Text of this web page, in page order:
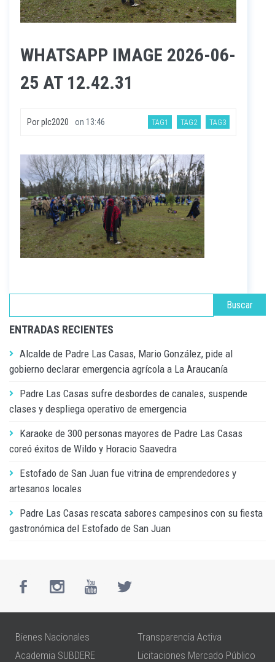
WHATSAPP IMAGE 2026-06-
25 AT 12.42.31
Porplc2020 on 13:46 TAG1 TAG2 TAG3
ENTRADAS RECIENTES
Alcalde de Padre Las Casas, Mario González, pide al
gobierno declarar emergencia agrícola a La Araucanía
Padre Las Casas sufre desbordes de canales, suspende
clases y despliega operativo de emergencia
Karaoke de 300 personas mayores de Padre Las Casas
coreó éxitos de Wildo y Horacio Saavedra
Estofado de San Juan fue vitrina de emprendedores y
artesanos locales
Padre Las Casas rescata sabores campesinos con su fiesta
gastronómica del Estofado de San Juan
Bienes Nacionales
Academia SUBDERE
Transparencia Activa
Licitaciones Mercado Público